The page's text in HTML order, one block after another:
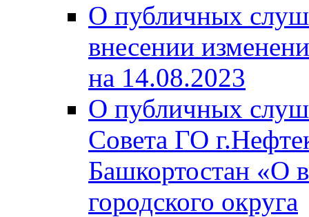
О публичных
внесении
на 14.08.2023
О публичных
Совета ГО
Башкортостан «О
городского округа